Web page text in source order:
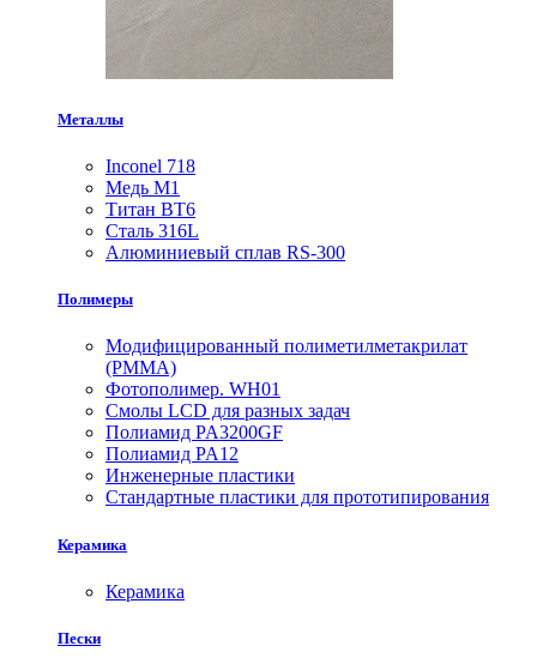
Металлы
Inconel 718
Медь М1
Титан ВТ6
Сталь 316L
Алюминиевый сплав RS-300
Полимеры
Модифицированный полиметилметакрилат
(PMMA)
Фотополимер. WH01
Смолы LCD для разных задач
Полиамид PA3200GF
Полиамид PA12
Инженерные пластики
Стандартные пластики для прототипирования
Керамика
Керамика
Пески